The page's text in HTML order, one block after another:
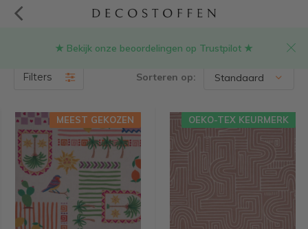
★ Bekijk onze beoordelingen op Trustpilot ★
Stof voor servetten(90)
Filters Sorteren op:
MEEST GEKOZEN OEKO-TEX KEURMERK